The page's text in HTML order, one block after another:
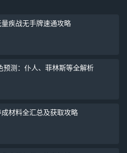
疾战无手牌速通攻略
预测：仆人、菲林斯等全解析
材料全汇总及获取攻略